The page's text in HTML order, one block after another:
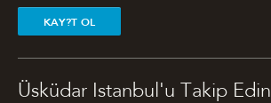
KAY?T OL
Üsküdar Istanbul'u Takip Edin